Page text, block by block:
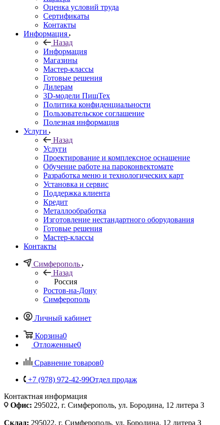
Оценка условий труда
Сертификаты
Контакты
Информация
Назад
Информация
Магазины
Мастер-классы
Готовые решения
Дилерам
3D-модели ПищТех
Политика конфиденциальности
Пользовательское соглашение
Полезная информация
Услуги
Назад
Услуги
Проектирование и комплексное оснащение
Обучение работе на пароконвектомате
Разработка меню и технологических карт
Установка и сервис
Поддержка клиента
Кредит
Металлообработка
Изготовление нестандартного оборудования
Готовые решения
Мастер-классы
Контакты
Симферополь
Назад
Россия
Ростов-на-Дону
Симферополь
Личный кабинет
Корзина0
Отложенные0
Сравнение товаров0
+7 (978) 972-42-99Отдел продаж
Контактная информация
Офис: 295022, г. Симферополь, ул. Бородина, 12 литера З
Склад: 295022, г. Симферополь, ул. Бородина, 12 литера З